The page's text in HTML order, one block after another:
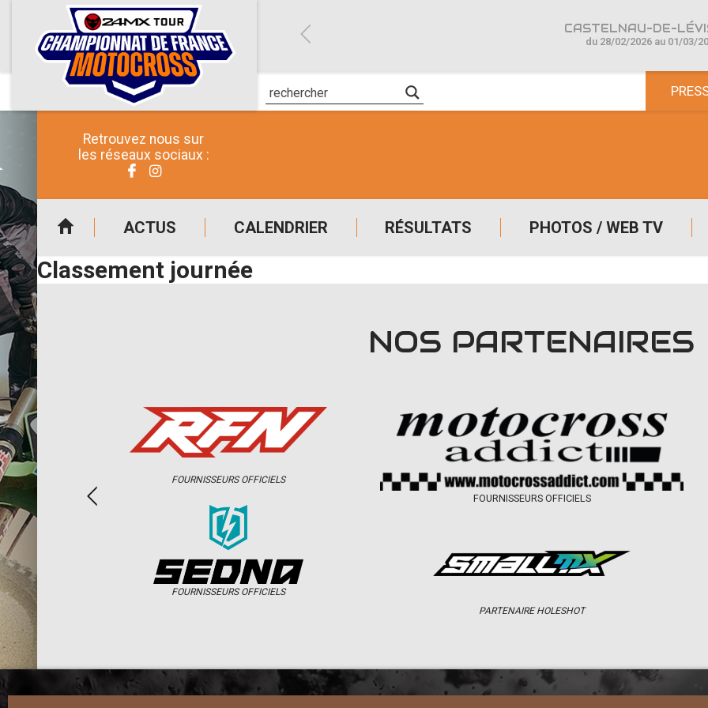
Retrouvez nous sur
les réseaux sociaux :
ACTUS CALENDRIER RÉSULTATS PHOTOS / WEB TV
CASTELNAU-DE-
du 28/02/2026 au 01/03/
Classement journée
NOS PARTENAIRES
FOURNISSEURS OFFICIELS
FOURNISSEURS OFFICIELS
FOURNISSEURS OFFICIELS
PARTENAIRE HOLESHOT